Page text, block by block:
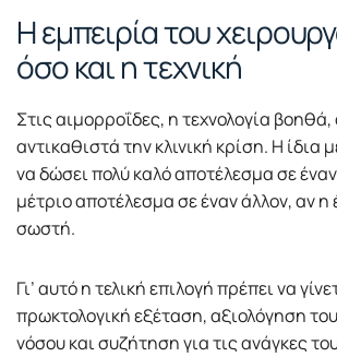
Η εμπειρία του
όσο και η τεχνική
Στις αιμορροΐδες, η τεχνολογία βοηθά,
αντικαθιστά την κλινική κρίση. Η ίδια
να δώσει πολύ καλό αποτέλεσμα σε
μέτριο αποτέλεσμα σε έναν άλλον, αν η
σωστή.
Γι’ αυτό η τελική επιλογή πρέπει να
πρωκτολογική εξέταση, αξιολόγηση
νόσου και συζήτηση για τις ανάγκες